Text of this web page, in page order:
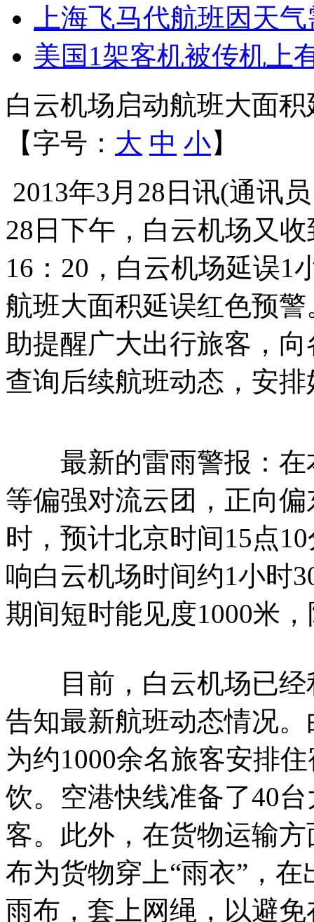
上海飞马代航班因天
美国1架客机被传机上
白云机场启动航班大面
【字号： 大 中 小】
2013年3月28日讯(通讯
28日下午，白云机场又
16：20，白云机场延误1
航班大面积延误红色预
助提醒广大出行旅客，
查询后续航班动态，安
最新的雷雨警报：在
等偏强对流云团，正向
时，预计北京时间15点
响白云机场时间约1小时
期间短时能见度1000米
目前，白云机场已经
告知最新航班动态情况
为约1000余名旅客安排
饮。空港快线准备了40
客。此外，在货物运输
布为货物穿上“雨衣”，
雨布，套上网绳，以避